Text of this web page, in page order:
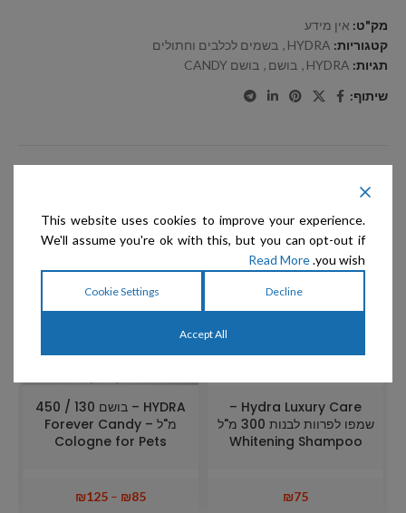
מק"ט: אין מידע
קטגוריות: HYDRA
, בשמים לכלבים וחתולים
תגיות: HYDRA
, בושם , בושם CANDY
שיתוף:
Hydra Luxury Care –
שמפו לפרוות לבנות 300 מ"ל
Whitening Shampoo
₪75
HYDRA – בושם 130 / 450
מ"ל Forever Candy –
Cologne for Pets
₪85
–
₪125
This website uses cookies to improve your experience.
We'll assume you're ok with this, but you can opt-out if
you wish.
Read More
Decline
Cookie Settings
Accept All